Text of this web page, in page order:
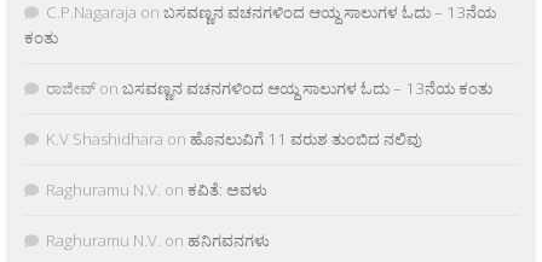
C.P.Nagaraja on ಬಸವಣ್ಣನ ವಚನಗಳಿಂದ ಆಯ್ದ ಸಾಲುಗಳ ಓದು – 13ನೆಯ
ಕಂತು
ರಾಜೀವ್ on ಬಸವಣ್ಣನ ವಚನಗಳಿಂದ ಆಯ್ದ ಸಾಲುಗಳ ಓದು – 13ನೆಯ ಕಂತು
K.V Shashidhara on ಹೊನಲುವಿಗೆ 11 ವರುಶ ತುಂಬಿದ ನಲಿವು
Raghuramu N.V. on ಕವಿತೆ: ಅವಳು
Raghuramu N.V. on ಹನಿಗವನಗಳು